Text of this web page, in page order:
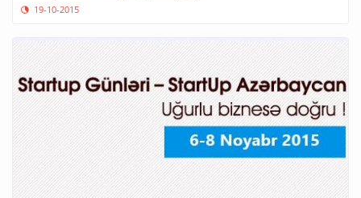
19-10-2015